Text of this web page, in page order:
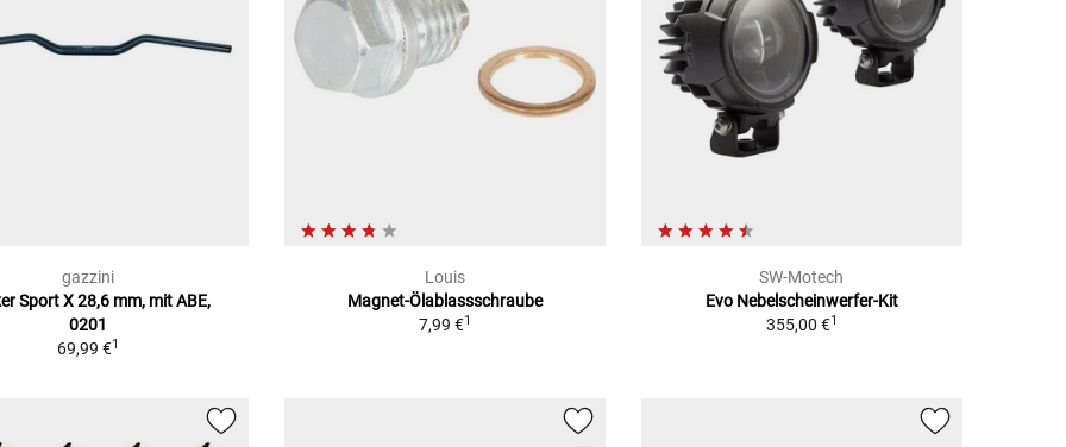
gazzini
Sport X 28,6 mm, mit ABE,
0201
69,99 €1
Louis
Magnet-Ölablassschraube
7,99 €1
SW-Motech
Evo Nebelscheinwerfer-Kit
355,00 €1